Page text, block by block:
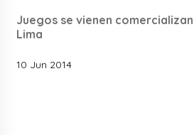
Juegos se vienen
Lima
10 Jun 2014